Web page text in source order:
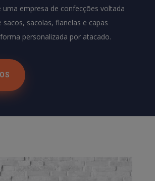
uma empresa de confecções voltada
sacos, sacolas, flanelas e capas
personalizada por atacado.